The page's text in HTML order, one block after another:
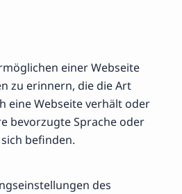
einer Webseite
zu erinnern, die die Art
eine Webseite verhält oder
bevorzugte Sprache oder
befinden.
des